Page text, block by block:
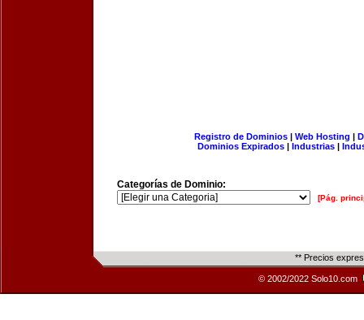
Registro de Dominios| Web Hosting |
Dominios Expirados | Industrias |
Categorías de Dominio:
[Pág.
** Precios
© 2002/2022 Solo10.com